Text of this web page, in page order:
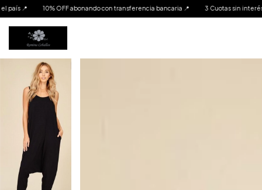
con transferencia bancaria 📍 3 Cuotas sin interés 📍 Envíos a todo el país 📍